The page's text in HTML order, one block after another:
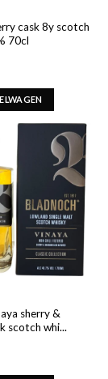
cask 8y scotch
70cl
sherry &
scotch whi...